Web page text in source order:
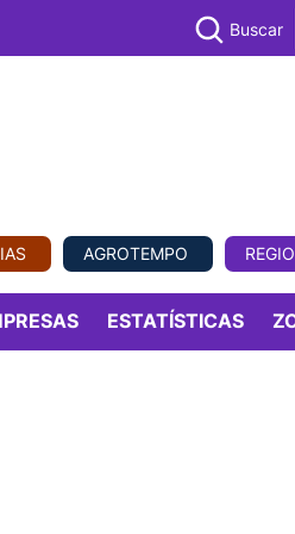
AGROVIAGENS
Buscar
AGROTEMPO
ESTATÍSTICAS